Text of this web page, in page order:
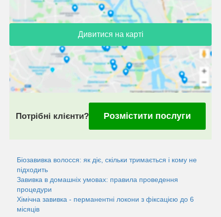
Дивитися на карті
Потрібні клієнти? Розмістити послуги
Біозавивка волосся: як діє, скільки тримається і кому не
підходить
Завивка в домашніх умовах: правила проведення
процедури
Хімічна завивка - перманентні локони з фіксацією до 6
місяців